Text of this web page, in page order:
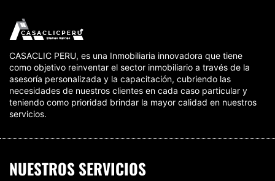
CASACLIC PERU, es una Inmobiliaria innovadora que tiene
como objetivo reinventar el sector inmobiliario a través de la
asesoría personalizada y la capacitación, cubriendo las
necesidades de nuestros clientes en cada caso particular y
teniendo como prioridad brindar la mayor calidad en nuestros
servicios.
NUESTROS SERVICIOS